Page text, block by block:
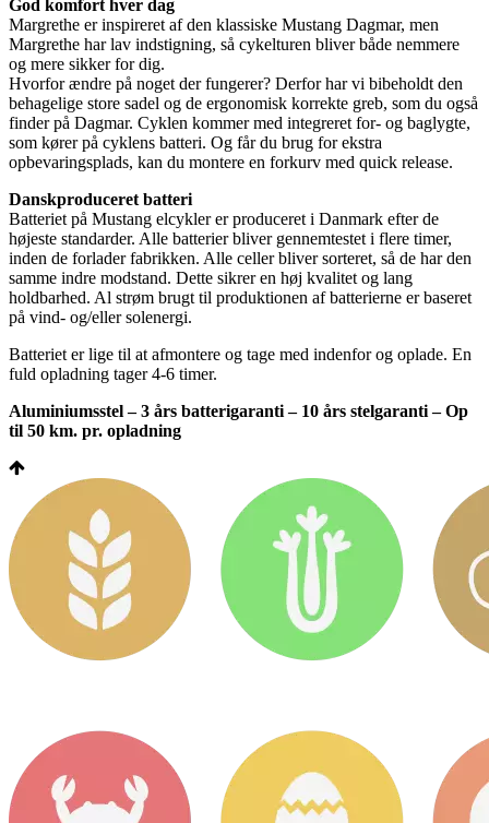
God komfort hver dag
Margrethe er inspireret af den klassiske Mustang Dagmar, men
Margrethe har lav indstigning, så cykelturen bliver både nemmere
og mere sikker for dig.
Hvorfor ændre på noget der fungerer? Derfor har vi bibeholdt den
behagelige store sadel og de ergonomisk korrekte greb, som du også
finder på Dagmar. Cyklen kommer med integreret for- og baglygte,
som kører på cyklens batteri. Og får du brug for ekstra
opbevaringsplads, kan du montere en forkurv med quick release.
Danskproduceret batteri
Batteriet på Mustang elcykler er produceret i Danmark efter de
højeste standarder. Alle batterier bliver gennemtestet i flere timer,
inden de forlader fabrikken. Alle celler bliver sorteret, så de har den
samme indre modstand. Dette sikrer en høj kvalitet og lang
holdbarhed. Al strøm brugt til produktionen af batterierne er baseret
på vind- og/eller solenergi.
Batteriet er lige til at afmontere og tage med indenfor og oplade. En
fuld opladning tager 4-6 timer.
Aluminiumsstel – 3 års batterigaranti – 10 års stelgaranti – Op
til 50 km. pr. opladning